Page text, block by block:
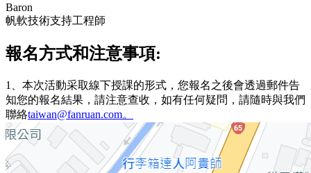
Baron
帆軟技術支持工程師
報名方式和注意事項:
1、本次活動采取線下授課的形式，您報名之後會透過郵件告
知您的報名結果，請注意查收，如有任何疑問，請隨時與我們
聯絡taiwan@fanruan.com。